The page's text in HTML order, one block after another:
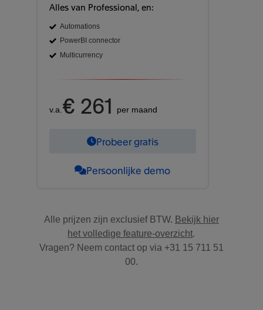
Alles van Professional, en:
Automations
PowerBI connector
Multicurrency
v.a. € 261 per maand
Probeer gratis
Persoonlijke demo
Alle prijzen zijn exclusief BTW. Bekijk hier
het volledige feature-overzicht.
Vragen? Neem contact op via +31 15 711 51
00.